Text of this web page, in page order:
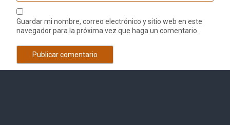
Guardar mi nombre, correo electrónico y sitio web en este
navegador para la próxima vez que haga un comentario.